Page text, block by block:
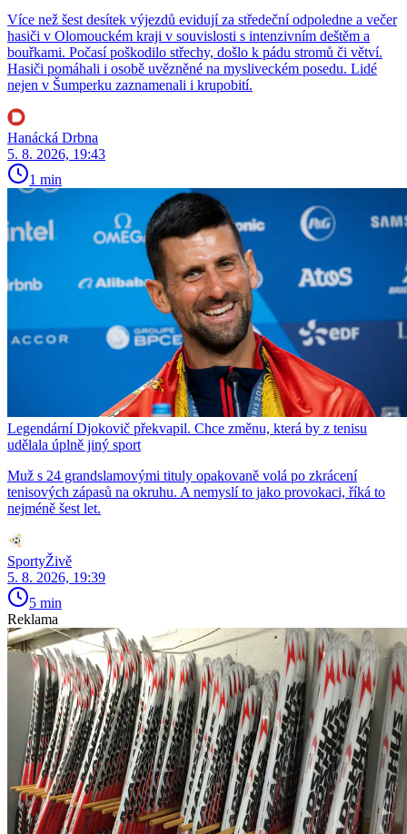
Více než šest desítek výjezdů evidují za středeční odpoledne a večer
hasiči v Olomouckém kraji v souvislosti s intenzivním deštěm a
bouřkami. Počasí poškodilo střechy, došlo k pádu stromů či větví.
Hasiči pomáhali i osobě uvězněné na mysliveckém posedu. Lidé
nejen v Šumperku zaznamenali i krupobití.
Hanácká Drbna
5. 8. 2026, 19:43
1 min
Legendární Djokovič překvapil. Chce změnu, která by z tenisu
udělala úplně jiný sport
Muž s 24 grandslamovými tituly opakovaně volá po zkrácení
tenisových zápasů na okruhu. A nemyslí to jako provokaci, říká to
nejméně šest let.
SportyŽivě
5. 8. 2026, 19:39
5 min
Reklama